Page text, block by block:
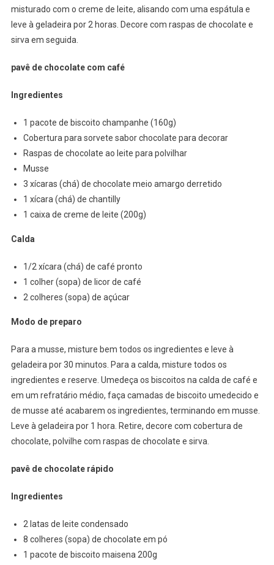
misturado com o creme de leite, alisando com uma espátula e
leve à geladeira por 2 horas. Decore com raspas de chocolate e
sirva em seguida.
pavê de chocolate com café
Ingredientes
1 pacote de biscoito champanhe (160g)
Cobertura para sorvete sabor chocolate para decorar
Raspas de chocolate ao leite para polvilhar
Musse
3 xícaras (chá) de chocolate meio amargo derretido
1 xícara (chá) de chantilly
1 caixa de creme de leite (200g)
Calda
1/2 xícara (chá) de café pronto
1 colher (sopa) de licor de café
2 colheres (sopa) de açúcar
Modo de preparo
Para a musse, misture bem todos os ingredientes e leve à
geladeira por 30 minutos. Para a calda, misture todos os
ingredientes e reserve. Umedeça os biscoitos na calda de café e
em um refratário médio, faça camadas de biscoito umedecido e
de musse até acabarem os ingredientes, terminando em musse.
Leve à geladeira por 1 hora. Retire, decore com cobertura de
chocolate, polvilhe com raspas de chocolate e sirva.
pavêde chocolate rápido
Ingredientes
2 latas de leite condensado
8 colheres (sopa) de chocolate em pó
1 pacote de biscoito maisena 200g